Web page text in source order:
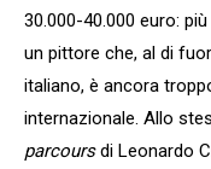
30.000-40.000 euro:
un pittore che, al di
italiano, è ancora
internazionale. Allo
parcoursdi Leonardo